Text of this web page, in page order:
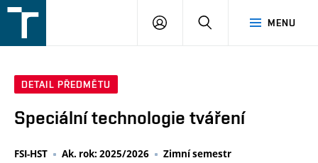
v
MENU
PŘIHLÁŠENÍ
DETAIL PŘEDMĚTU
Speciální technologie tváření
FSI-HST Ak. rok: 2025/2026 Zimní semestr